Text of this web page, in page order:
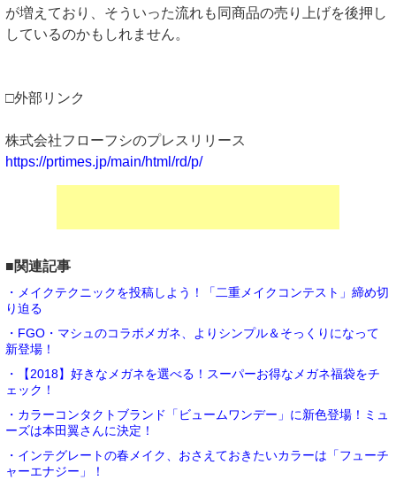
が増えており、そういった流れも同商品の売り上げを後押し
しているのかもしれません。
□外部リンク
株式会社フローフシのプレスリリース
https://prtimes.jp/main/html/rd/p/
■関連記事
・メイクテクニックを投稿しよう！「二重メイクコンテスト」締め切
り迫る
・FGO・マシュのコラボメガネ、よりシンプル＆そっくりになって
新登場！
・【2018】好きなメガネを選べる！スーパーお得なメガネ福袋をチ
ェック！
・カラーコンタクトブランド「ビュームワンデー」に新色登場！ミュ
ーズは本田翼さんに決定！
・インテグレートの春メイク、おさえておきたいカラーは「フューチ
ャーエナジー」！